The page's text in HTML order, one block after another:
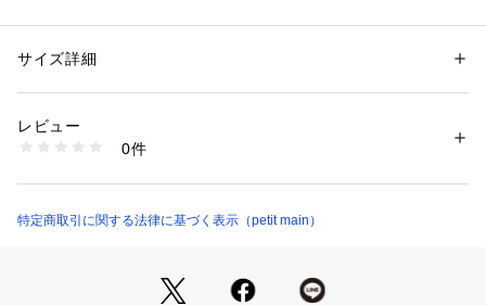
く決まります。
【伸縮性】あり
【アジャスター】なし
性別：キッズ・ベビー
素材：綿100%
洗濯：液温は30℃を限度とし、洗濯機で弱い洗濯処理ができる
漂白処理はできない
日陰でのつり干し乾燥がよい
ドライクリーニングができない
3510100005174
（モール）
サイズ詳細
レビュー
0件
特定商取引に関する法律に基づく表示（petit main）